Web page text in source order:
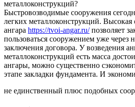
Быстровозводимые сооружения
легких металлоконструкций. Высокая
ангара https://tvoi-angar.ru/позволяет
пользоваться сооружением уже через
заключения договора. У возведения
металлоконструкций есть масса
ангары, можно существенно
этапе закладки фундамента. И
не единственный плюс подобных